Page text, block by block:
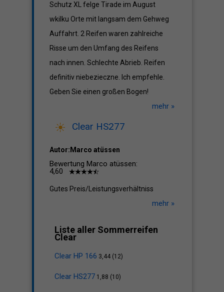
Schutz XL felge Tirade im August
wkilku Orte mit langsam dem Gehweg
Auffahrt. 2 Reifen waren zahlreiche
Risse um den Umfang des Reifens
nach innen. Schlechte Abrieb. Reifen
definitiv niebezieczne. Ich empfehle.
Geben Sie einen großen Bogen!
mehr »
Clear HS277
Autor:Marco atüssen
Bewertung Marco atüssen:
4,60
Gutes Preis/Leistungsverhältniss
mehr »
Liste aller Sommerreifen
Clear
Clear HP 166 3,44 (12)
Clear HS277 1,88 (10)